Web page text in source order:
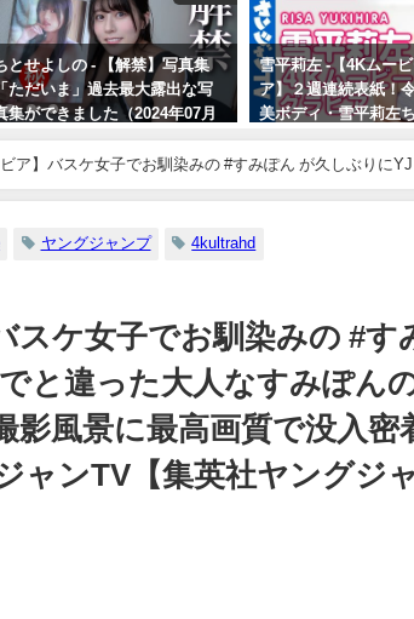
とせよしの - 【解禁】写真集
ただいま」過去最大露出な写
集ができました（2024年07月
日） | よしのんチャンネルさん
り
雪平莉左 -【4Kムー
ア】２週連続表紙！
美ボディ・雪平莉左
笑みの国"タイで魅せ
笑み！カラフルでビ
着撮影に最高画質で
ア】バスケ女子でお馴染みの #すみぽん が久しぶりにYJ
撮影風景に最高画質で没入密着！【メイキング】 (Jun
ヤングジャンプ 4kultrahd
スケ女子でお馴染みの #す
と違った大人なすみぽん
風景に最高画質で没入密
ャンTV【集英社ヤングジ